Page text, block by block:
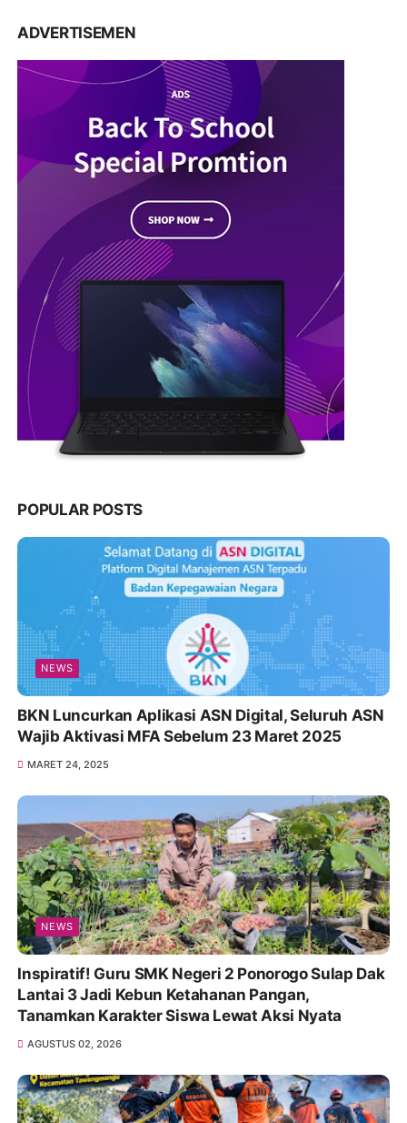
ADVERTISEMEN
POPULAR POSTS
NEWS
BKN Luncurkan Aplikasi ASN Digital, Seluruh ASN
Wajib Aktivasi MFA Sebelum 23 Maret 2025
MARET 24, 2025
NEWS
Inspiratif! Guru SMK Negeri 2 Ponorogo Sulap Dak
Lantai 3 Jadi Kebun Ketahanan Pangan,
Tanamkan Karakter Siswa Lewat Aksi Nyata
AGUSTUS 02, 2026